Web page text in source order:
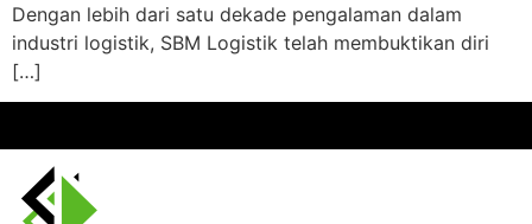
Dengan lebih dari satu dekade pengalaman dalam
industri logistik, SBM Logistik telah membuktikan diri
[…]